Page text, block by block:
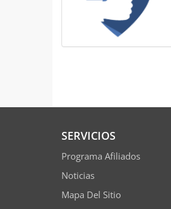
SERVICIOS
Programa Afiliados
Noticias
Mapa Del Sitio